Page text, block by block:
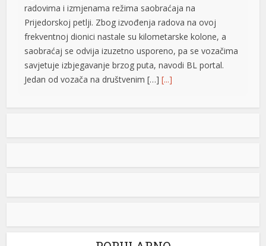
radovima i izmjenama režima saobraćaja na
Prijedorskoj petlji. Zbog izvođenja radova na ovoj
frekventnoj dionici nastale su kilometarske kolone, a
saobraćaj se odvija izuzetno usporeno, pa se vozačima
savjetuje izbjegavanje brzog puta, navodi BL portal.
Jedan od vozača na društvenim […][...]
Pripremite kišobrane: Nakon vrelog dana stižu pljuskovi i
Stanovnike Republike Srpske i Bosne i Hercegovine
u poslijepodnevnim i večernjim časovima u pojedinim
preovladavaće pretežno sunčano vrijeme, dok se sa
očekuju pljuskovi praćeni grmljavinom. Duvaće slab do